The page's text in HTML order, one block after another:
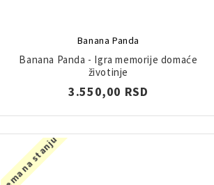
Banana Panda
Banana Panda - Igra memorije domaće
životinje
3.550,00 RSD
Nema na stanju